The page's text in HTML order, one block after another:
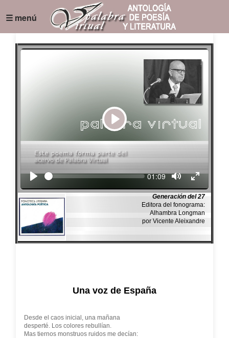
☰ menú
Play
Seek Current
01:09
Generación del 27
Editora del fonograma:
Alhambra Longman
por Vicente Aleixandre
Una voz de España
Desde el caos inicial, una mañana
desperté. Los colores rebullían.
Mas tiernos monstruos ruidos me decían: